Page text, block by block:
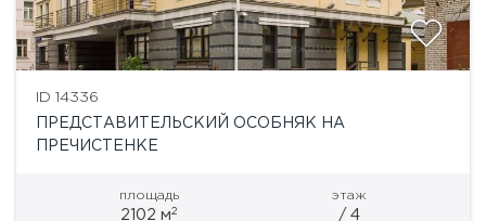
ID 14336
ПРЕДСТАВИТЕЛЬСКИЙ ОСОБНЯК НА
ПРЕЧИСТЕНКЕ
площадь
2102 м2
этаж
/ 4